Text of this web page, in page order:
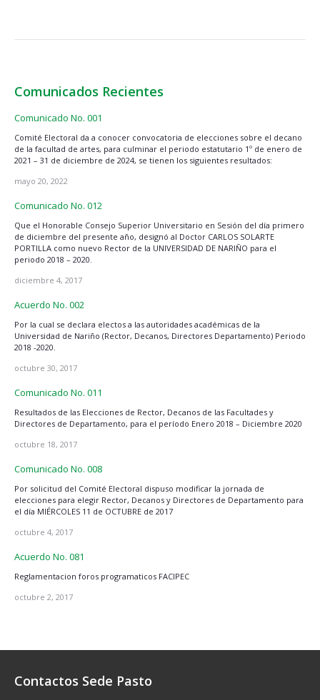
Comunicados Recientes
Comunicado No. 001
Comité Electoral da a conocer convocatoria de elecciones sobre el decano
de la facultad de artes, para culminar el periodo estatutario 1º de enero de
2021 – 31 de diciembre de 2024, se tienen los siguientes resultados:
mayo 20, 2022
Comunicado No. 012
Que el Honorable Consejo Superior Universitario en Sesión del día primero
de diciembre del presente año, designó al Doctor CARLOS SOLARTE
PORTILLA como nuevo Rector de la UNIVERSIDAD DE NARIÑO para el
periodo 2018 – 2020.
diciembre 4, 2017
Acuerdo No. 002
Por la cual se declara electos a las autoridades académicas de la
Universidad de Nariño (Rector, Decanos, Directores Departamento) Periodo
2018 -2020.
octubre 30, 2017
Comunicado No. 011
Resultados de las Elecciones de Rector, Decanos de las Facultades y
Directores de Departamento, para el período Enero 2018 – Diciembre 2020
octubre 18, 2017
Comunicado No. 008
Por solicitud del Comité Electoral dispuso modificar la jornada de
elecciones para elegir Rector, Decanos y Directores de Departamento para
el día MIÉRCOLES 11 de OCTUBRE de 2017
octubre 4, 2017
Acuerdo No. 081
Reglamentacion foros programaticos FACIPEC
octubre 2, 2017
Contactos Sede Pasto